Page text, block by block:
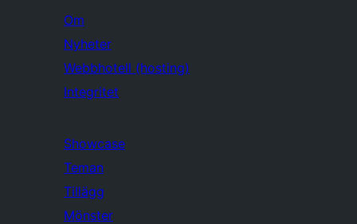
Om
Nyheter
Webbhotell (hosting)
Integritet
Showcase
Teman
Tillägg
Mönster